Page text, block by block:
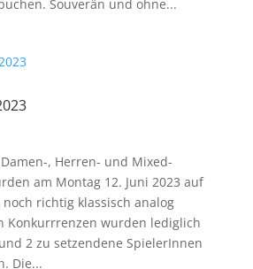
Souverän und ohne...
, Herren- und Mixed-
am Montag 12. Juni 2023 auf
richtig klassisch analog
Konkurrrenzen wurden lediglich
2 zu setzendene SpielerInnen
Die...